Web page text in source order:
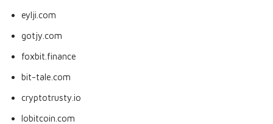
eylji.com
gotjy.com
foxbit.finance
bit-tale.com
cryptotrusty.io
lobitcoin.com